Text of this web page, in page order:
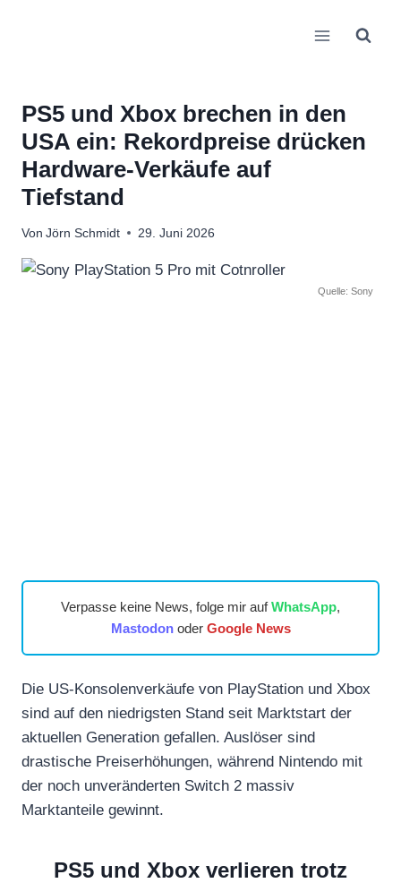
PS5 und Xbox brechen in den
USA ein: Rekordpreise drücken
Hardware-Verkäufe auf
Tiefstand
Von Jörn Schmidt 29. Juni 2026
Quelle: Sony
Verpasse keine News, folge mir aufWhatsApp,
Mastodonoder Google News
Die US-Konsolenverkäufe von PlayStation und Xbox
sind auf den niedrigsten Stand seit Marktstart der
aktuellen Generation gefallen. Auslöser sind
drastische Preiserhöhungen, während Nintendo mit
der noch unveränderten Switch 2 massiv
Marktanteile gewinnt.
PS5 und Xbox verlieren trotz